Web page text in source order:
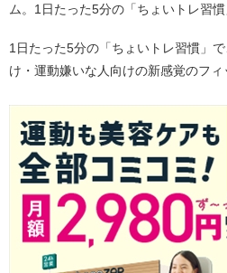
ム。1日たった5分の「ちょいトレ習
1日たった5分の「ちょいトレ習慣」
け・運動嫌いな人向けの新感覚のフ